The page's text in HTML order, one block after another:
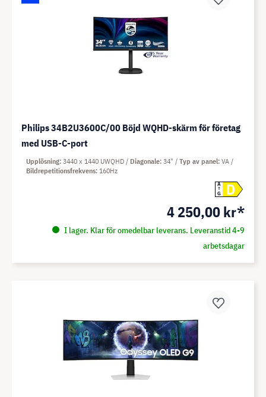
Philips 34B2U3600C/00 Böjd WQHD-skärm för företag
med USB-C-port
A
G
D
4 250,00 kr*
I lager. Klar för omedelbar leverans. Leveranstid 4-9
arbetsdagar
Upplösning 3440 x 1440 UWQHD Diagonale 34" Typ av panel VA
Bildrepetitionsfrekvens 160Hz